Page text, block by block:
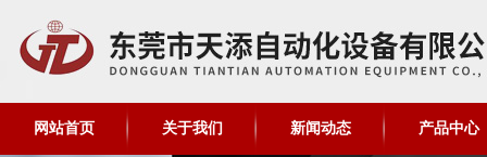
网站首页 关于我们 新闻动态 产品中心